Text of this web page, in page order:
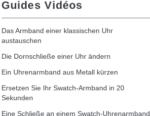
Guides Vidéos
Das Armband einer klassischen Uhr
austauschen
Die Dornschließe einer Uhr ändern
Ein Uhrenarmband aus Metall kürzen
Ersetzen Sie Ihr Swatch-Armband in 20
Sekunden
Eine Schließe an einem Swatch-Uhrenarmband